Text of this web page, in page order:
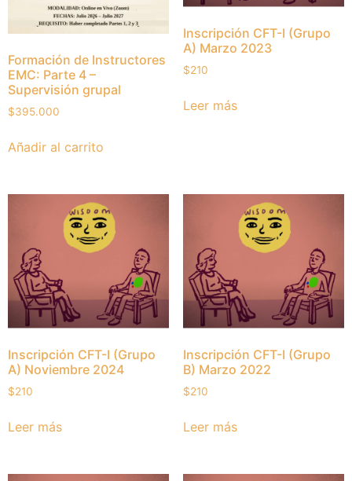
Formación de Instructores
EMC: Parte 4 –
Supervisión grupal
$395.000
Añadir al carrito
Inscripción CFT-I (Grupo
A) Marzo 2023
$210
Leer más
Inscripción CFT-I (Grupo
A) Noviembre 2024
$210
Leer más
Inscripción CFT-I (Grupo
B) Marzo 2022
$210
Leer más